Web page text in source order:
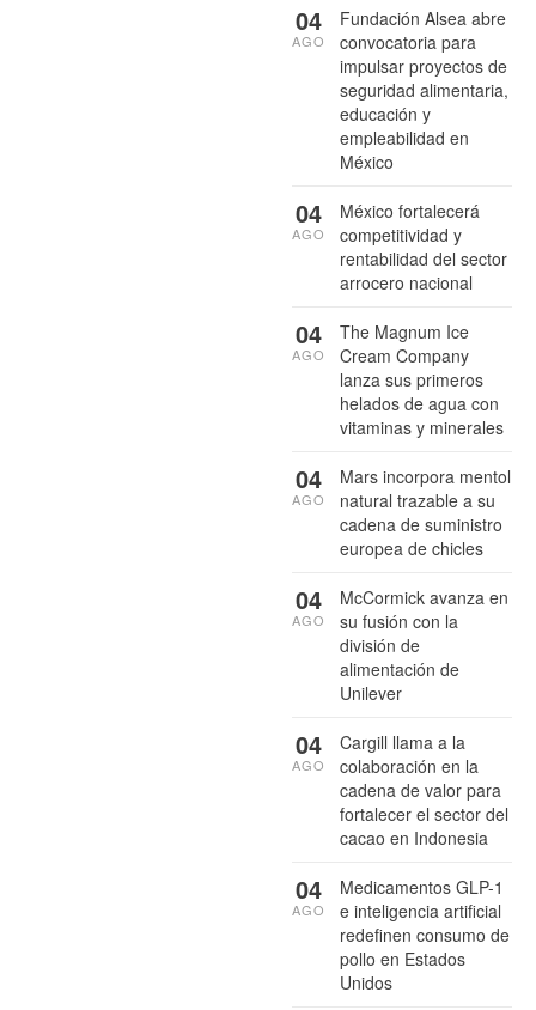
Fundación Alsea abre
convocatoria para
impulsar proyectos de
seguridad alimentaria,
educación y
empleabilidad en
México
04
AGO
México fortalecerá
competitividad y
rentabilidad del sector
arrocero nacional
04
AGO
The Magnum Ice
Cream Company
lanza sus primeros
helados de agua con
vitaminas y minerales
04
AGO
Mars incorpora mentol
natural trazable a su
cadena de suministro
europea de chicles
04
AGO
McCormick avanza en
su fusión con la
división de
alimentación de
Unilever
04
AGO
Cargill llama a la
colaboración en la
cadena de valor para
fortalecer el sector del
cacao en Indonesia
04
AGO
Medicamentos GLP-1
e inteligencia artificial
redefinen consumo de
pollo en Estados
Unidos
04
AGO